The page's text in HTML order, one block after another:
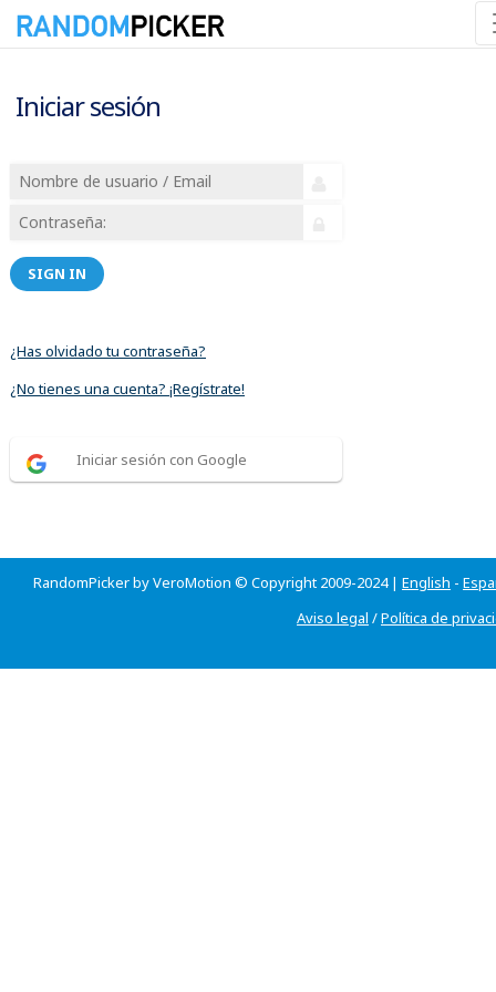
Iniciar sesión
SIGN IN
¿Has olvidado tu contraseña?
¿No tienes una cuenta? ¡Regístrate!
Iniciar sesión con Google
RandomPicker by VeroMotion © Copyright 2009-2024 | English -
Aviso legal /Política de